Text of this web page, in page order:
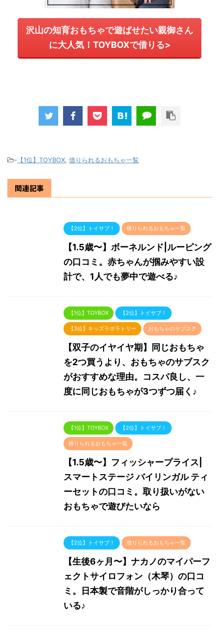
沢山の知育おもちゃで遊ばせたい親御さん
に大人気！TOYBOXで借りる>
- 【1位】TOYBOX, 借りられるおもちゃ一覧
関連記事
【2位】トイサブ！ 借りられるおもちゃ一覧
【1.5歳〜】ボーネルンド|ルーピング
の口コミ。赤ちゃんが掴みやすい設
計で、1人でも夢中で遊べる♪
【1位】TOYBOX 【2位】トイサブ！
【3位】キッズラボラトリー おもちゃのサブスク
【双子のイヤイヤ期】同じおもちゃ
を2つ買うより、おもちゃのサブスク
がおすすめな理由。コスパ良し、一
度に同じおもちゃが3つずつ届く♪
【1位】TOYBOX 【2位】トイサブ！
借りられるおもちゃ一覧
【1.5歳〜】フィッシャープライス|
スマートステージ バイリンガル ティ
ーセットの口コミ。取り扱いがない
おもちゃで遊びたいなら
【2位】トイサブ！ 借りられるおもちゃ一覧
【生後6ヶ月〜】ナカノのマイパーフ
ェクトサイロフォン（木琴）の口コ
ミ。日本製で音階がしっかり合って
いる♪